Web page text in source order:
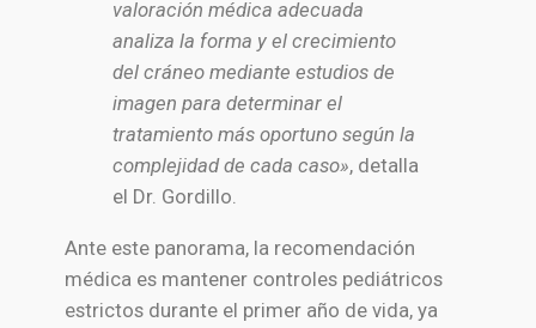
valoración médica adecuada
analiza la forma y el crecimiento
del cráneo mediante estudios de
imagen para determinar el
tratamiento más oportuno según la
complejidad de cada caso», detalla
el Dr. Gordillo.
Ante este panorama, la recomendación
médica es mantener controles pediátricos
estrictos durante el primer año de vida, ya